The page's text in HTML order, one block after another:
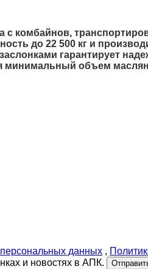
комбайнов,
до 22 500 кг и
гарантирует
объем
данных ,
и новостях в АПК.